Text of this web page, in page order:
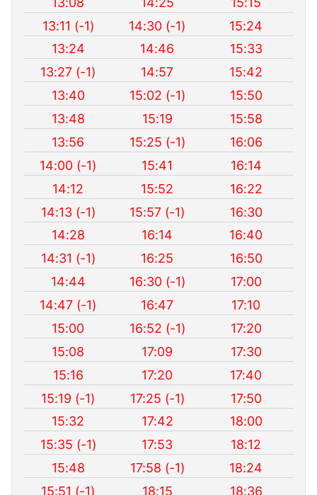
13:11 (-1)
14:30 (-1)
15:24
13:24
14:46
15:33
13:27 (-1)
14:57
15:42
13:40
15:02 (-1)
15:50
13:48
15:19
15:58
13:56
15:25 (-1)
16:06
14:00 (-1)
15:41
16:14
14:12
15:52
16:22
14:13 (-1)
15:57 (-1)
16:30
14:28
16:14
16:40
14:31 (-1)
16:25
16:50
14:44
16:30 (-1)
17:00
14:47 (-1)
16:47
17:10
15:00
16:52 (-1)
17:20
15:08
17:09
17:30
15:16
17:20
17:40
15:19 (-1)
17:25 (-1)
17:50
15:32
17:42
18:00
15:35 (-1)
17:53
18:12
15:48
17:58 (-1)
18:24
15:51 (-1)
18:15
18:36